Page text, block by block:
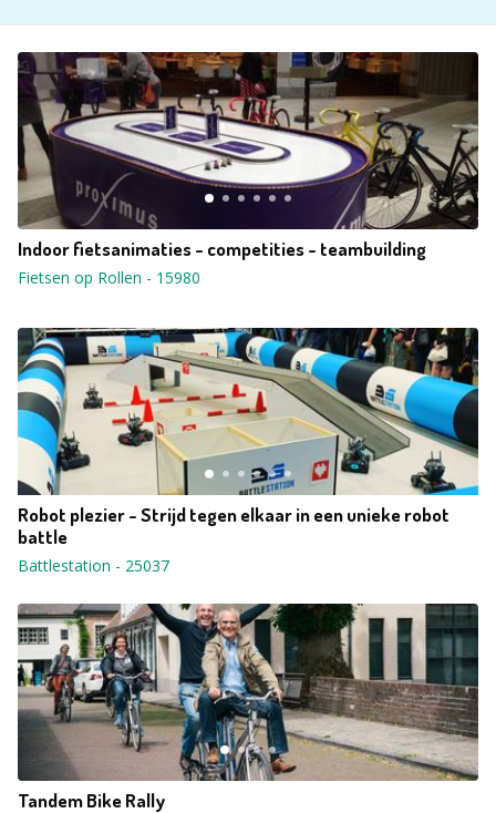
Indoor fietsanimaties - competities - teambuilding
Fietsen op Rollen - 15980
Robot plezier - Strijd tegen elkaar in een unieke robot
battle
Battlestation - 25037
Tandem Bike Rally